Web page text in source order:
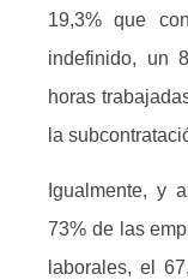
19,3% que
indefinido, un
horas
la
Igualmente, y
73% de las
laborales, el